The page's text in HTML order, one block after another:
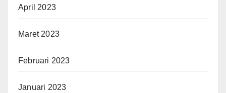
April 2023
Maret 2023
Februari 2023
Januari 2023